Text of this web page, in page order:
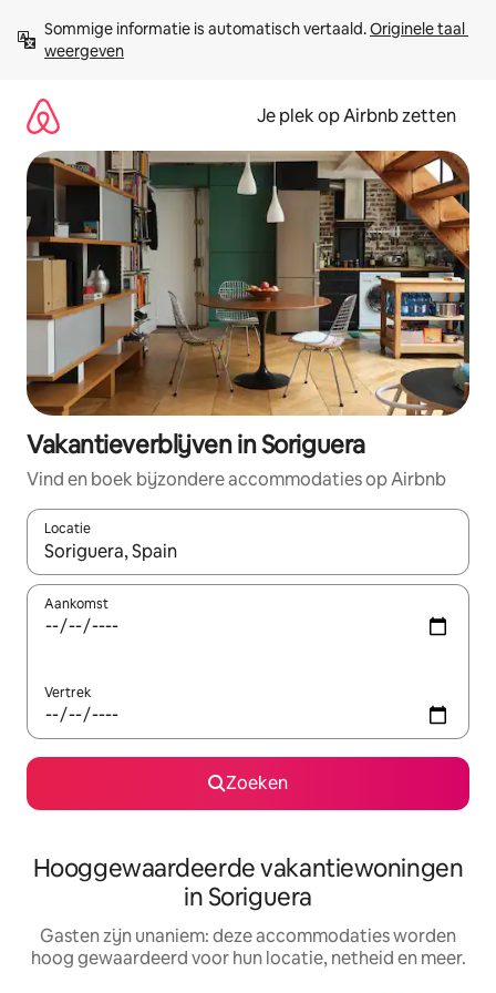
direct
naar
Sommige informatie is automatisch vertaald. Originele taal
weergeven
Je plek op Airbnb zetten
Vakantieverblijven in Soriguera
Vind en boek bijzondere accommodaties op Airbnb
Locatie
Wanneer er resultaten beschikbaar zijn, maak je een keuze
Aankomst
Vertrek
Zoeken
Hooggewaardeerde vakantiewoningen
in Soriguera
Gasten zijn unaniem: deze accommodaties worden
hoog gewaardeerd voor hun locatie, netheid en meer.